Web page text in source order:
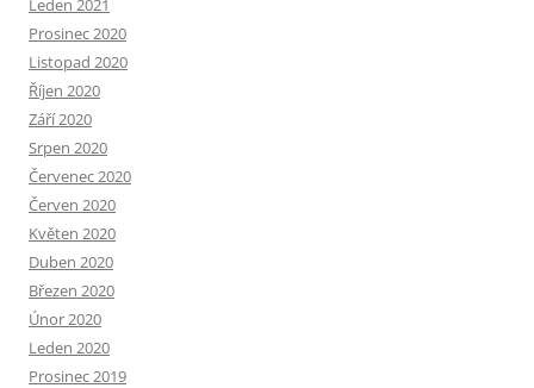
Leden 2021
Prosinec 2020
Listopad 2020
Říjen 2020
Září 2020
Srpen 2020
Červenec 2020
Červen 2020
Květen 2020
Duben 2020
Březen 2020
Únor 2020
Leden 2020
Prosinec 2019